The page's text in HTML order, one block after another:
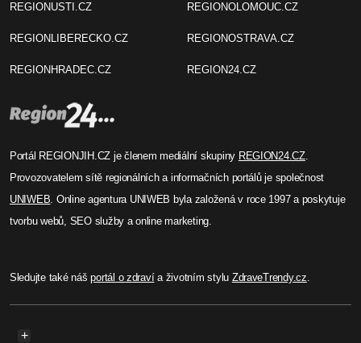
REGIONUSTI.CZ
REGIONLIBERECKO.CZ
REGIONHRADEC.CZ
REGIONOLOMOUC.CZ
REGIONOSTRAVA.CZ
REGION24.CZ
Portál REGIONJIH.CZ je členem mediální skupiny REGION24.CZ.
Provozovatelem sítě regionálních a informačních portálů je společnost
UNIWEB . Online agentura UNIWEB byla založená v roce 1997 a poskytuje
tvorbu webů, SEO služby a online marketing.
Sledujte také nášportál o zdravía životním stylu ZdraveTrendy.cz
+